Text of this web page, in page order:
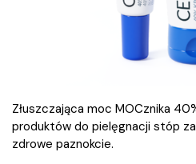
Złuszczająca moc MOCznika
produktów do pielęgnacji stóp
zdrowe paznokcie.